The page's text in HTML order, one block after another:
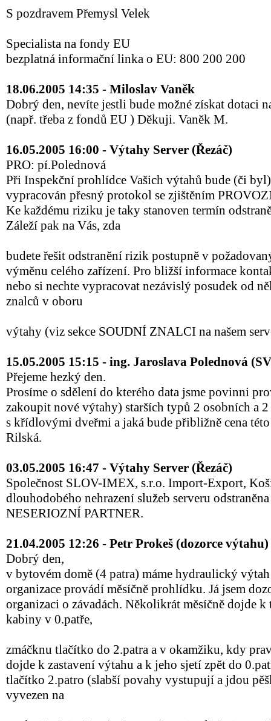
S pozdravem Přemysl Velek
Specialista na fondy EU
bezplatná informační linka o EU: 800 200 200
18.06.2005 14:35 - Miloslav Vaněk
Dobrý den, nevíte jestli bude možné získat dotaci
(např. třeba z fondů EU ) Děkuji. Vaněk M.
16.05.2005 16:00 - Výtahy Server (Řezáč)
PRO: pí.Polednová
Při Inspekční prohlídce Vašich výtahů bude (či
vypracován přesný protokol se zjištěním
Ke každému riziku je taky stanoven termín
Záleží pak na Vás, zda
budete řešit odstranění rizik postupně v
výměnu celého zařízení. Pro bližší informace
nebo si nechte vypracovat nezávislý posudek od
znalců v oboru
výtahy (viz sekce SOUDNÍ ZNALCI na našem
15.05.2005 15:15 - ing. Jaroslava Polednová
Přejeme hezký den.
Prosíme o sdělení do kterého data jsme povinni
zakoupit nové výtahy) starších typů 2 osobních a
s křídlovými dveřmi a jaká bude přibližně cena
Rilská.
03.05.2005 16:47 - Výtahy Server (Řezáč)
Společnost SLOV-IMEX, s.r.o. Import-Export,
dlouhodobého nehrazení služeb serveru
NESERIOZNÍ PARTNER.
21.04.2005 12:26 - Petr Prokeš (dozorce výtahu)
Dobrý den,
v bytovém domě (4 patra) máme hydraulický
organizace provádí měsíčně prohlídku. Já jsem
organizaci o závadách. Několikrát měsíčně dojde k
kabiny v 0.patře,
zmáčknu tlačítko do 2.patra a v okamžiku, kdy
dojde k zastavení výtahu a k jeho sjetí zpět do
tlačítko 2.patro (slabší povahy vystupují a jdou
vyvezen na